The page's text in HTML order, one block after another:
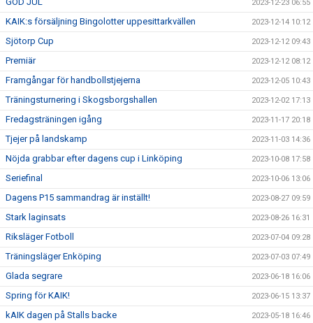
2023-12-23 06:55
KAIK:s försäljning Bingolotter uppesittarkvällen 2023-12-14 10:12
Sjötorp Cup 2023-12-12 09:43
Premiär 2023-12-12 08:12
Framgångar för handbollstjejerna 2023-12-05 10:43
Träningsturnering i Skogsborgshallen 2023-12-02 17:13
Fredagsträningen igång 2023-11-17 20:18
Tjejer på landskamp 2023-11-03 14:36
Nöjda grabbar efter dagens cup i Linköping 2023-10-08 17:58
Seriefinal 2023-10-06 13:06
Dagens P15 sammandrag är inställt! 2023-08-27 09:59
Stark laginsats 2023-08-26 16:31
Riksläger Fotboll 2023-07-04 09:28
Träningsläger Enköping 2023-07-03 07:49
Glada segrare 2023-06-18 16:06
Spring för KAIK! 2023-06-15 13:37
kAIK dagen på Stalls backe 2023-05-18 16:46